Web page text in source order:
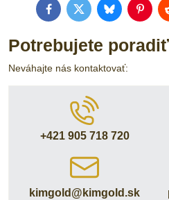
FacebookTwitterBluesky
Potrebujete
Neváhajte nás kontaktovať:
+421 905 718 720
kimgold​@kimgold​.sk